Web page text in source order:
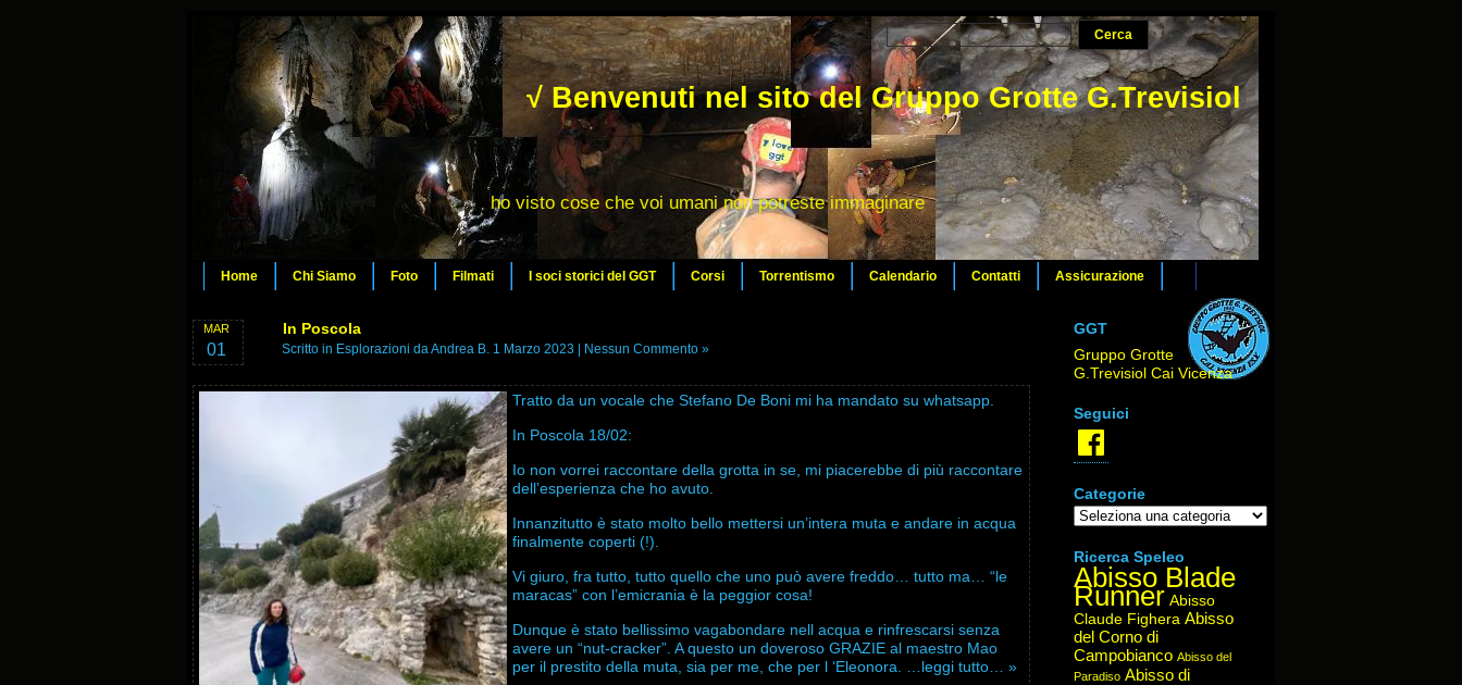
√ Benvenuti nel sito del Gruppo Grotte G.Trevisiol
ho visto cose che voi umani non potreste immaginare
Home Chi Siamo Foto Filmati I soci storici del GGT Corsi Torrentismo Calendario Contatti Assicurazione
MAR
01
In Poscola
Scritto in Esplorazioni da Andrea B. 1 Marzo 2023 | Nessun Commento »
Tratto da un vocale che Stefano De Boni mi ha mandato su whatsapp.
In Poscola 18/02:
Io non vorrei raccontare della grotta in se, mi piacerebbe di più raccontare
dell’esperienza che ho avuto.
Innanzitutto è stato molto bello mettersi un’intera muta e andare in acqua
finalmente coperti (!).
Vi giuro, fra tutto, tutto quello che uno può avere freddo… tutto ma… “le
maracas” con l’emicrania è la peggior cosa!
Dunque è stato bellissimo vagabondare nell acqua e rinfrescarsi senza
avere un “nut-cracker”. A questo un doveroso GRAZIE al maestro Mao
per il prestito della muta, sia per me, che per l ‘Eleonora. …leggi tutto… »
GGT
Gruppo Grotte
G.Trevisiol Cai Vicenza
Seguici
Facebook
Categorie
Categorie
Ricerca Speleo
Abisso Blade
Runner Abisso
Claude Fighera Abisso
del Corno di
Campobianco Abisso del
Paradiso Abisso di